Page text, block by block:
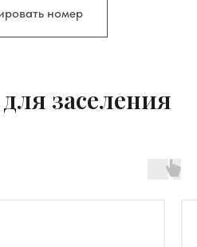
номер
заселения